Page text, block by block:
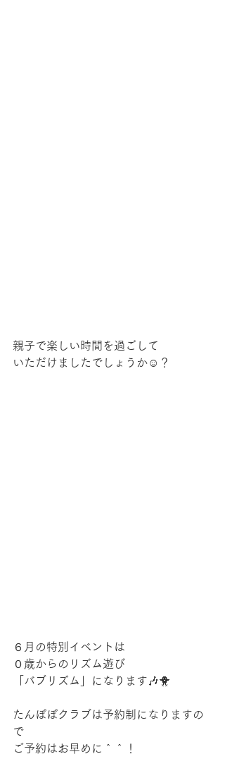
親子で楽しい時間を過ごして
いただけましたでしょうか☺？
６月の特別イベントは
０歳からのリズム遊び
「バブリズム」になります🎶🐥
たんぽぽクラブは予約制になりますの
で
ご予約はお早めに＾＾！